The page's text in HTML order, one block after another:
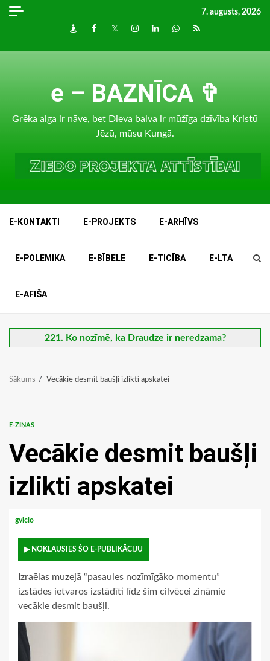
Skip
7. augusts, 2026
DraugiemFacebook
TwitterInstagram
LinkedInwhatsapp
RSS
e – BAZNĪCA ✞
Grēka alga ir nāve, bet Dieva balva ir mūžīga dzīvība Kristū
Jēzū, mūsu Kungā.
E-KONTAKTI E-PROJEKTS E-ARHĪVS
E-POLEMIKA E-BĪBELE E-TICĪBA E-LTA
E-AFIŠA
221. Ko nozīmē, ka Draudze ir neredzama?
Sākums Vecākie desmit baušļi izlikti apskatei
E-ZIŅAS
Vecākie desmit baušļi
izlikti apskatei
gviclo
▶ NOKLAUSIES ŠO E-PUBLIKĀCIJU
Izraēlas muzejā “pasaules nozīmīgāko momentu”
izstādes ietvaros izstādīti līdz šim cilvēcei zināmie
vecākie desmit baušļi.